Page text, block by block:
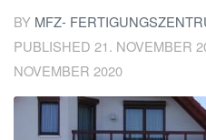
BY MFZ-
PUBLISHED 21. NOVEMBER
NOVEMBER 2020